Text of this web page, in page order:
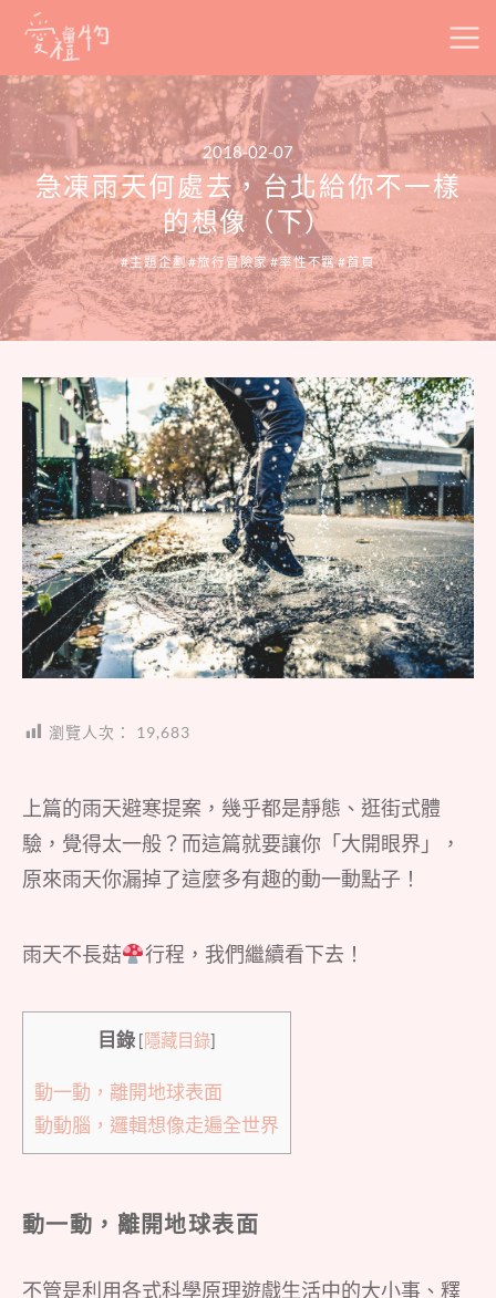
Skip
content
2018-02-07
急凍雨天何處去，台北給你不一樣
的想像（下）
主題企劃 旅行冒險家 率性不羈 首頁
瀏覽人次： 19,683
上篇的雨天避寒提案，幾乎都是靜態、逛街式體
驗，覺得太一般？而這篇就要讓你「大開眼界」，
原來雨天你漏掉了這麼多有趣的動一動點子！
雨天不長菇 行程，我們繼續看下去！
目錄 [隱藏目錄]
動一動，離開地球表面
動動腦，邏輯想像走遍全世界
動一動，離開地球表面
不管是利用各式科學原理遊戲生活中的大小事、釋